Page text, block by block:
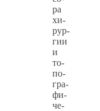
ра
хи­
рур­
гии
и
то­
по­
гра­
фи­
че­